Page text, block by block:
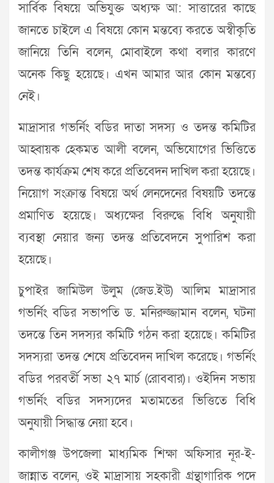
সার্বিক বিষয়ে অভিযুক্ত অধ্যক্ষ আ: সাত্তারের কাছে
জানতে চাইলে এ বিষয়ে কোন মন্তব্যে করতে অস্বীকৃতি
জানিয়ে তিনি বলেন, মোবাইলে কথা বলার কারণে
অনেক কিছু হয়েছে। এখন আমার আর কোন মন্তব্যে
নেই।
মাদ্রাসার গভর্নিং বডির দাতা সদস্য ও তদন্ত কমিটির
আহ্বায়ক হেকমত আলী বলেন, অভিযোগের ভিত্তিতে
তদন্ত কার্যক্রম শেষ করে প্রতিবেদন দাখিল করা হয়েছে।
নিয়োগ সংক্রান্ত বিষয়ে অর্থ লেনদেনের বিষয়টি তদন্তে
প্রমাণিত হয়েছে। অধ্যক্ষের বিরুদ্ধে বিধি অনুযায়ী
ব্যবস্থা নেয়ার জন্য তদন্ত প্রতিবেদনে সুপারিশ করা
হয়েছে।
চুপাইর জামিউল উলুম (জেড.ইউ) আলিম মাদ্রাসার
গভর্নিং বডির সভাপতি ড. মনিরুজ্জামান বলেন, ঘটনা
তদন্তে তিন সদস্যর কমিটি গঠন করা হয়েছে। কমিটির
সদস্যরা তদন্ত শেষে প্রতিবেদন দাখিল করেছে। গভর্নিং
বডির পরবর্তী সভা ২৭ মার্চ (রোববার)। ওইদিন সভায়
গভর্নিং বডির সদস্যদের মতামতের ভিত্তিতে বিধি
অনুযায়ী সিদ্ধান্ত নেয়া হবে।
কালীগঞ্জ উপজেলা মাধ্যমিক শিক্ষা অফিসার নূর-ই-
জান্নাত বলেন, ওই মাদ্রাসায় সহকারী গ্রন্থাগারিক পদে